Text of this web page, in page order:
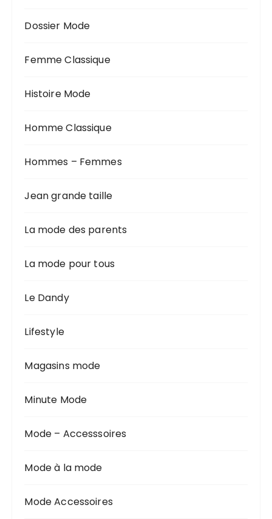
Dossier Mode
Femme Classique
Histoire Mode
Homme Classique
Hommes – Femmes
Jean grande taille
La mode des parents
La mode pour tous
Le Dandy
Lifestyle
Magasins mode
Minute Mode
Mode – Accesssoires
Mode à la mode
Mode Accessoires